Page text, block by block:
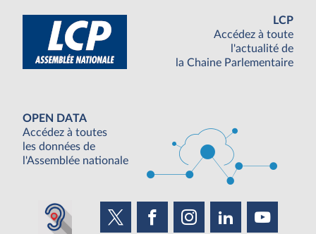
LCP
Accédez à toute
l'actualité de
la Chaine Parlementaire
OPEN DATA
Accédez à toutes
les données de
l'Assemblée nationale